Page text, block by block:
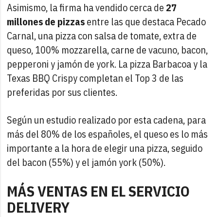
Asimismo, la firma ha vendido cerca de27
millones de pizzasentre las que destaca Pecado
Carnal, una pizza con salsa de tomate, extra de
queso, 100% mozzarella, carne de vacuno, bacon,
pepperoni y jamón de york. La pizza Barbacoa y la
Texas BBQ Crispy completan el Top 3 de las
preferidas por sus clientes.
Según un estudio realizado por esta cadena, para
más del 80% de los españoles, el queso es lo más
importante a la hora de elegir una pizza, seguido
del bacon (55%) y el jamón york (50%).
MÁS VENTAS EN EL SERVICIO
DELIVERY